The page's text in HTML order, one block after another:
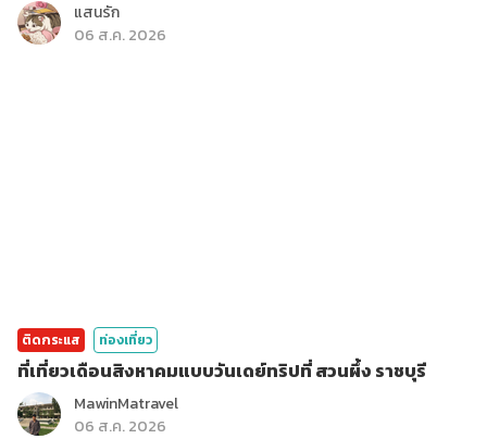
แสนรัก
06 ส.ค. 2026
ติดกระแส ท่องเที่ยว
ที่เที่ยวเดือนสิงหาคมแบบวันเดย์ทริปที่ สวนผึ้ง ราชบุรี
MawinMatravel
06 ส.ค. 2026